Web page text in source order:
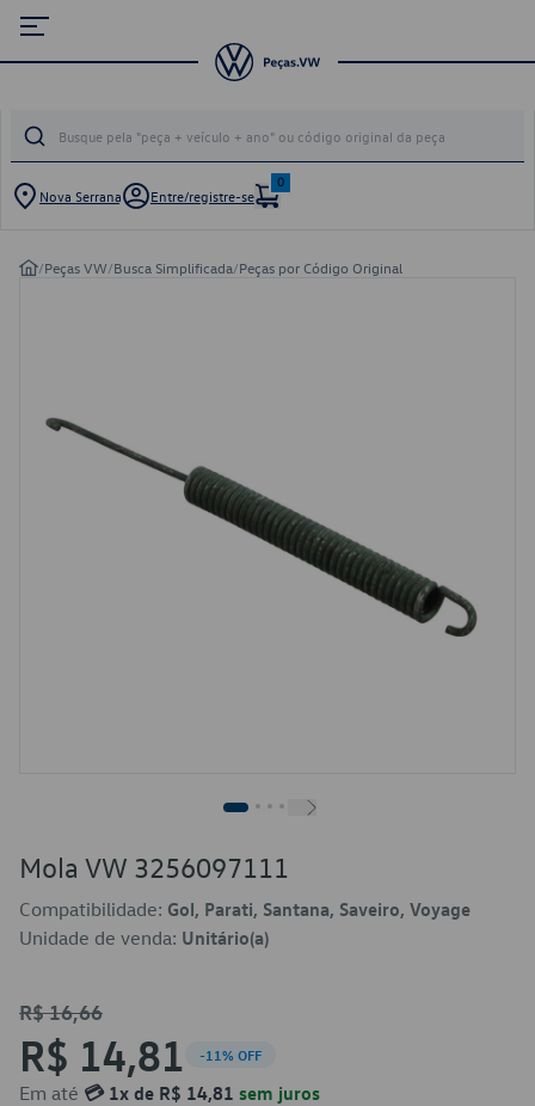
Nova Serrana Entre/registre-se
0
/Peças VW/Busca Simplificada/Peças por Código Original
Mola VW 3256097111
Compatibilidade: Gol, Parati, Santana, Saveiro, Voyage
Unidade de venda: Unitário(a)
R$ 16,66
R$ 14,81 -11% OFF
Em até 💳 1x de R$ 14,81 sem juros